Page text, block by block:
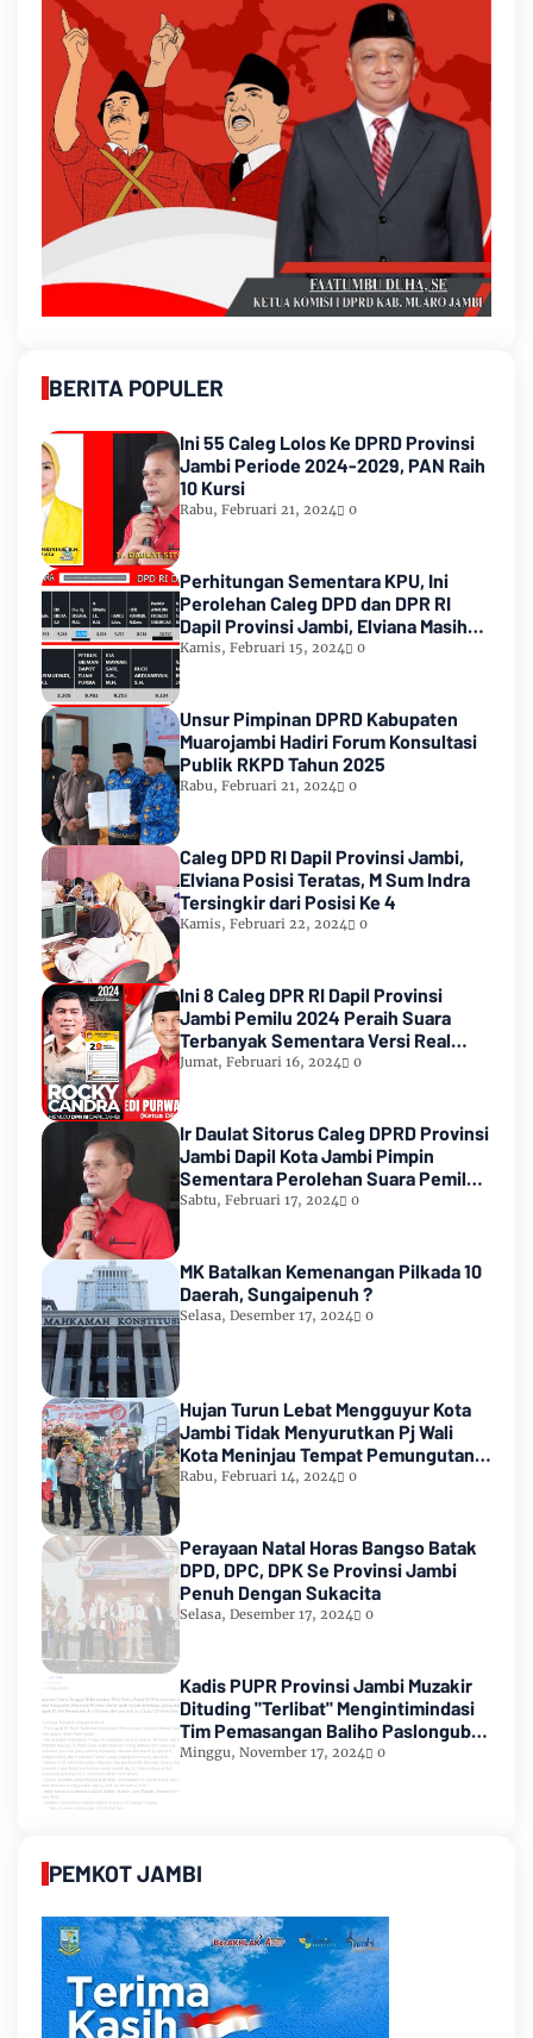
BERITA POPULER
Ini 55 Caleg Lolos Ke DPRD Provinsi
Jambi Periode 2024-2029, PAN Raih
10 Kursi
Rabu, Februari 21, 2024 0
Perhitungan Sementara KPU, Ini
Perolehan Caleg DPD dan DPR RI
Dapil Provinsi Jambi, Elviana Masih
Urutan Kedua Teratas
Kamis, Februari 15, 2024 0
Unsur Pimpinan DPRD Kabupaten
Muarojambi Hadiri Forum Konsultasi
Publik RKPD Tahun 2025
Rabu, Februari 21, 2024 0
Caleg DPD RI Dapil Provinsi Jambi,
Elviana Posisi Teratas, M Sum Indra
Tersingkir dari Posisi Ke 4
Kamis, Februari 22, 2024 0
Ini 8 Caleg DPR RI Dapil Provinsi
Jambi Pemilu 2024 Peraih Suara
Terbanyak Sementara Versi Real
Count KPU RI
Jumat, Februari 16, 2024 0
Ir Daulat Sitorus Caleg DPRD Provinsi
Jambi Dapil Kota Jambi Pimpin
Sementara Perolehan Suara Pemilu
2024
Sabtu, Februari 17, 2024 0
MK Batalkan Kemenangan Pilkada 10
Daerah, Sungaipenuh ?
Selasa, Desember 17, 2024 0
Hujan Turun Lebat Mengguyur Kota
Jambi Tidak Menyurutkan Pj Wali
Kota Meninjau Tempat Pemungutan
Suara Pemilu 2024
Rabu, Februari 14, 2024 0
Perayaan Natal Horas Bangso Batak
DPD, DPC, DPK Se Provinsi Jambi
Penuh Dengan Sukacita
Selasa, Desember 17, 2024 0
Kadis PUPR Provinsi Jambi Muzakir
Dituding "Terlibat" Mengintimindasi
Tim Pemasangan Baliho Paslongub
Romi-Sudirman
Minggu, November 17, 2024 0
PEMKOT JAMBI